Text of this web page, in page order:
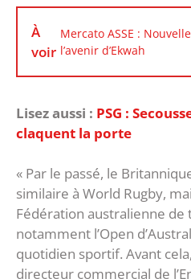
À
voir
Mercato ASSE :
l’avenir d’Ekwah
Lisez aussi : PSG :
claquent la porte
« Par le passé, le
similaire à World Rugby,
Fédération australienne de
notamment l’Open
quotidien sportif. Avant
directeur commercial de